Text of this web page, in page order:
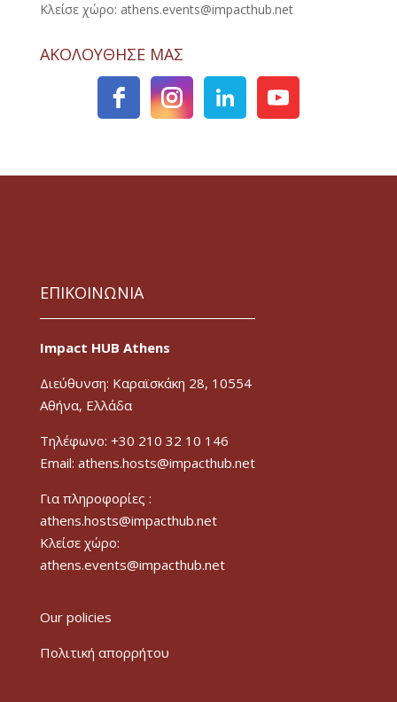
Κλείσε χώρο: athens.events@impacthub.net
ΑΚΟΛΟΥΘΗΣΕ ΜΑΣ
ΕΠΙΚΟΙΝΩΝΙΑ
Impact HUB Athens
Διεύθυνση: Καραϊσκάκη 28, 10554
Αθήνα, Ελλάδα
Τηλέφωνο: +30 210 32 10 146
Email: athens.hosts@impacthub.net
Για πληροφορίες :
athens.hosts@impacthub.net
Κλείσε χώρο:
athens.events@impacthub.net
Our policies
Πολιτική απορρήτου